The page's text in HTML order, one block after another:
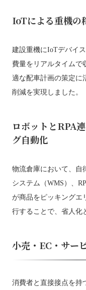
IoTによる重機の
建設重機にIoTデバイ
費量をリアルタイムで
適な配車計画の策定に
削減を実現しました。
ロボットとRPA
グ自動化
物流倉庫において、自
システム（WMS）、
が商品をピッキングエ
行することで、省人化
小売・EC・サー
消費者と直接接点を持